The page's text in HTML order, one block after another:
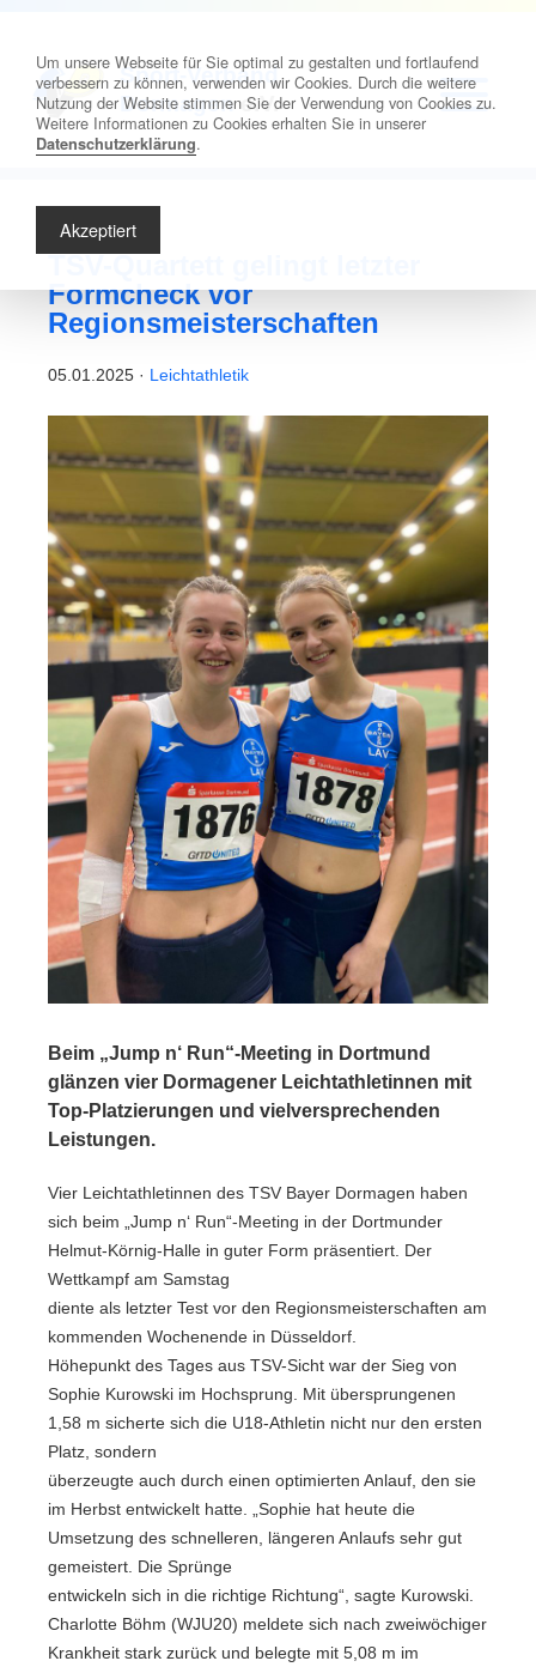
Sport-Verband
Dormagene.V.
TSV-Quartett gelingt letzter
Formcheck vor
Regionsmeisterschaften
05.01.2025 · Leichtathletik
Beim „Jump n‘ Run“-Meeting in Dortmund
glänzen vier Dormagener Leichtathletinnen mit
Top-Platzierungen und vielversprechenden
Leistungen.
Vier Leichtathletinnen des TSV Bayer Dormagen haben
sich beim „Jump n‘ Run“-Meeting in der Dortmunder
Helmut-Körnig-Halle in guter Form präsentiert. Der
Wettkampf am Samstag
diente als letzter Test vor den Regionsmeisterschaften am
kommenden Wochenende in Düsseldorf.
Höhepunkt des Tages aus TSV-Sicht war der Sieg von
Sophie Kurowski im Hochsprung. Mit übersprungenen
1,58 m sicherte sich die U18-Athletin nicht nur den ersten
Platz, sondern
überzeugte auch durch einen optimierten Anlauf, den sie
im Herbst entwickelt hatte. „Sophie hat heute die
Umsetzung des schnelleren, längeren Anlaufs sehr gut
gemeistert. Die Sprünge
entwickeln sich in die richtige Richtung“, sagte Kurowski.
Charlotte Böhm (WJU20) meldete sich nach zweiwöchiger
Krankheit stark zurück und belegte mit 5,08 m im
Um unsere Webseite für Sie optimal zu gestalten und fortlaufend
verbessern zu können, verwenden wir Cookies. Durch die weitere
Nutzung der Website stimmen Sie der Verwendung von Cookies zu.
Weitere Informationen zu Cookies erhalten Sie in unserer
Datenschutzerklärung.
Akzeptiert